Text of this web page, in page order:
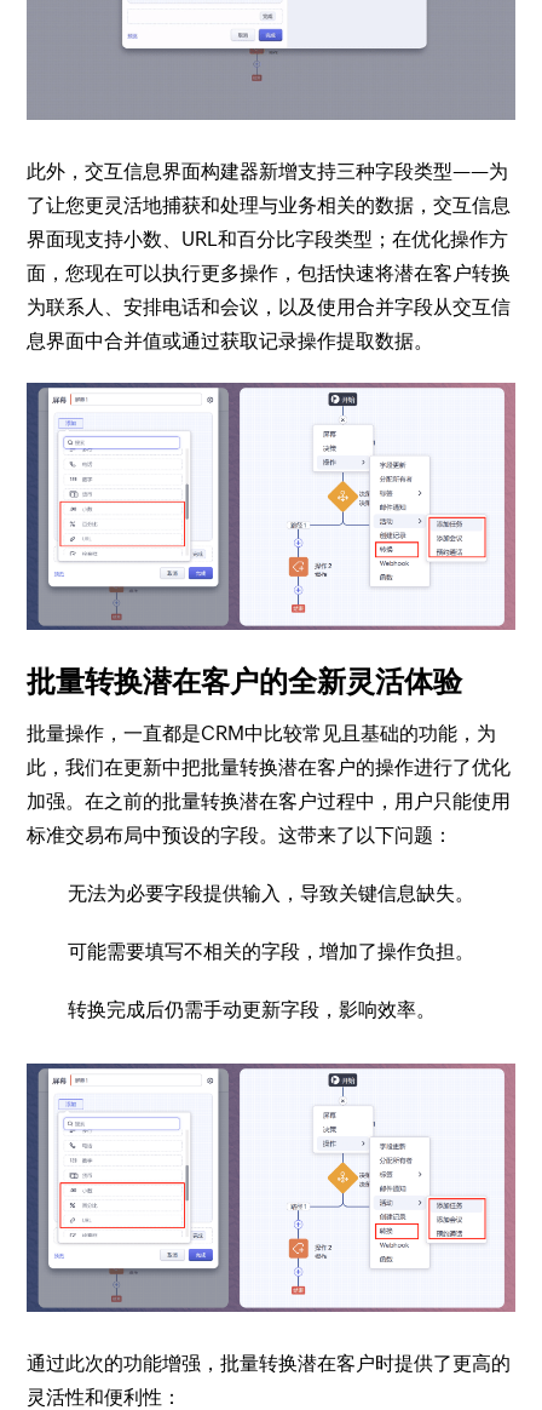
此外，交互信息界面构建器新增支持三种字段类型——为
了让您更灵活地捕获和处理与业务相关的数据，交互信息
界面现支持小数、URL和百分比字段类型；在优化操作方
面，您现在可以执行更多操作，包括快速将潜在客户转换
为联系人、安排电话和会议，以及使用合并字段从交互信
息界面中合并值或通过获取记录操作提取数据。
批量转换潜在客户的全新灵活体验
批量操作，一直都是CRM中比较常见且基础的功能，为
此，我们在更新中把批量转换潜在客户的操作进行了优化
加强。在之前的批量转换潜在客户过程中，用户只能使用
标准交易布局中预设的字段。这带来了以下问题：
无法为必要字段提供输入，导致关键信息缺失。
可能需要填写不相关的字段，增加了操作负担。
转换完成后仍需手动更新字段，影响效率。
通过此次的功能增强，批量转换潜在客户时提供了更高的
灵活性和便利性：